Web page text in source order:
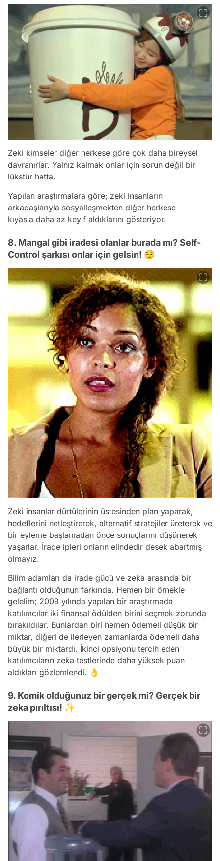
Zeki kimseler diğer herkese göre çok daha bireysel
davranırlar. Yalnız kalmak onlar için sorun değil bir
lükstür hatta.
Yapılan araştırmalara göre; zeki insanların
arkadaşlarıyla sosyalleşmekten diğer herkese
kıyasla daha az keyif aldıklarını gösteriyor.
8. Mangal gibi iradesi olanlar burada mı? Self-
Control şarkısı onlar için gelsin! 😌
Zeki insanlar dürtülerinin üstesinden plan yaparak,
hedeflerini netleştirerek, alternatif stratejiler üreterek ve
bir eyleme başlamadan önce sonuçlarını düşünerek
yaşarlar. İrade ipleri onların elindedir desek abartmış
olmayız.
Bilim adamları da irade gücü ve zeka arasında bir
bağlantı olduğunun farkında. Hemen bir örnekle
gelelim; 2009 yılında yapılan bir araştırmada
katılımcılar iki finansal ödülden birini seçmek zorunda
bırakıldılar. Bunlardan biri hemen ödemeli düşük bir
miktar, diğeri de ilerleyen zamanlarda ödemeli daha
büyük bir miktardı. İkinci opsiyonu tercih eden
katılımcıların zeka testlerinde daha yüksek puan
aldıkları gözlemlendi. 👌
9. Komik olduğunuz bir gerçek mi? Gerçek bir
zeka pırıltısı! ✨